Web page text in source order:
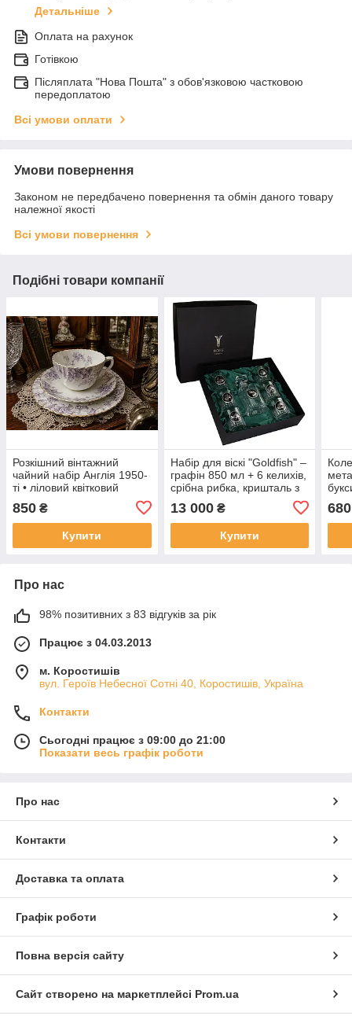
Детальніше
Оплата на рахунок
Готівкою
Післяплата "Нова Пошта" з обов'язковою частковою
передоплатою
Всі умови оплати
Умови повернення
Законом не передбачено повернення та обмін даного товару
належної якості
Всі умови повернення
Подібні товари компанії
Розкішний вінтажний
чайний набір Англія 1950-
ті • ліловий квітковий
850 ₴
Купити
Набір для віскі "Goldfish" –
графін 850 мл + 6 келихів,
срібна рибка, кришталь з
13 000₴
Купити
680
Про нас
98% позитивних з 83 відгуків за рік
Працює з 04.03.2013
м. Коростишів
вул. Героїв Небесної Сотні 40, Коростишів, Україна
Контакти
Сьогодні працює з 09:00 до 21:00
Показати весь графік роботи
Про нас
Контакти
Доставка та оплата
Графік роботи
Повна версія сайту
Сайт створено на маркетплейсі Prom.ua